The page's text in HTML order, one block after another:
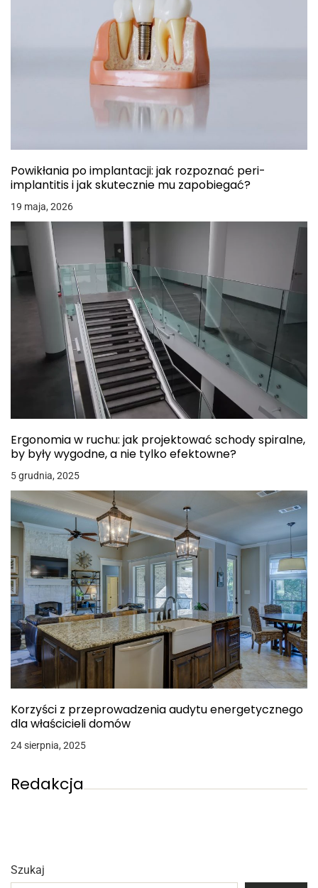
Powikłania po implantacji: jak rozpoznać peri-
implantitis i jak skutecznie mu zapobiegać?
19 maja, 2026
Ergonomia w ruchu: jak projektować schody spiralne,
by były wygodne, a nie tylko efektowne?
5 grudnia, 2025
Korzyści z przeprowadzenia audytu energetycznego
dla właścicieli domów
24 sierpnia, 2025
Redakcja
Szukaj